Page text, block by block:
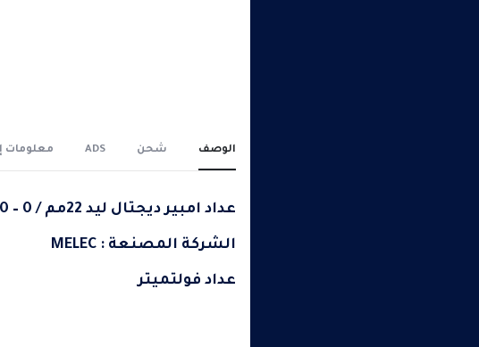
الوصف شحن ADS معلومات
عداد امبير ديجتال ليد 22مم / 0 – 1000 امبير (وش مربع)
الشركة المصنعة : MELEC
عداد فولتميتر